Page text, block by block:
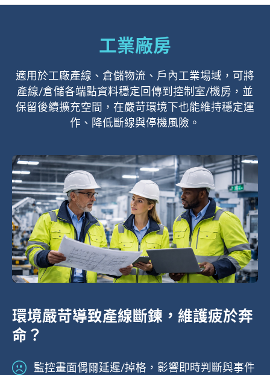
工業廠房
適用於工廠產線、倉儲物流、戶內工業場域，可將
產線/倉儲各端點資料穩定回傳到控制室/機房，並
保留後續擴充空間，在嚴苛環境下也能維持穩定運
作、降低斷線與停機風險。
環境嚴苛導致產線斷鍊，維護疲於奔
命？
監控畫面偶爾延遲/掉格，影響即時判斷與事件